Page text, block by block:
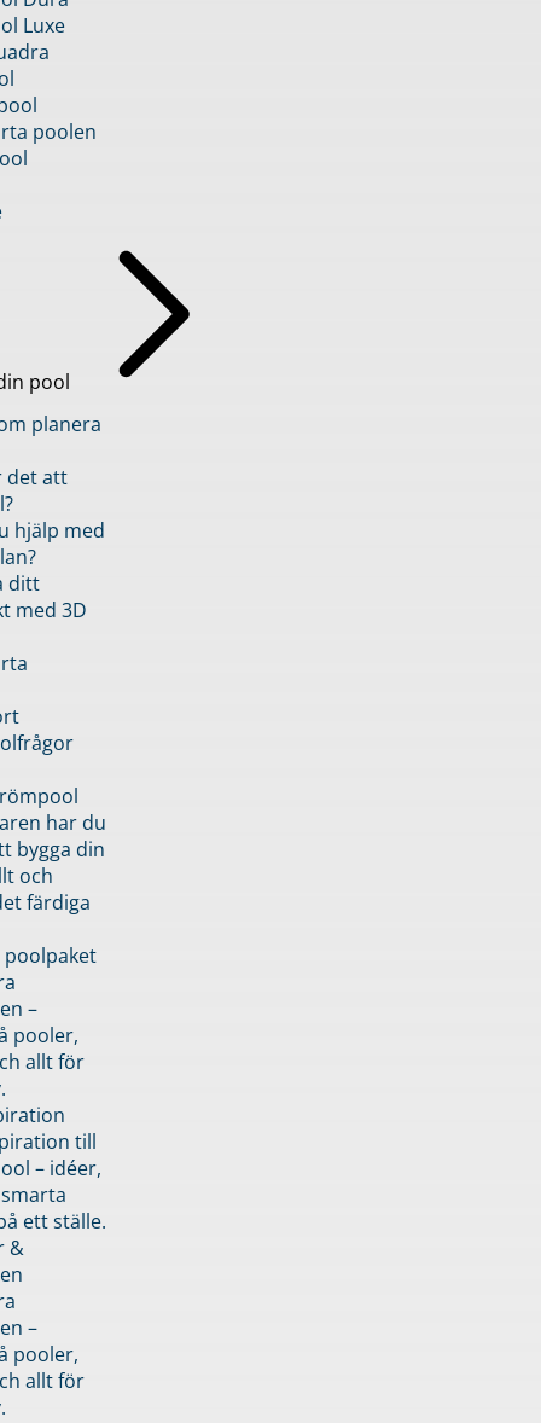
Luxe
poolen
pool
planera
det att
hjälp med
ditt
med 3D
har du
bygga din
och
färdiga
–
pooler,
allt för
till
– idéer,
ett ställe.
&
–
pooler,
allt för